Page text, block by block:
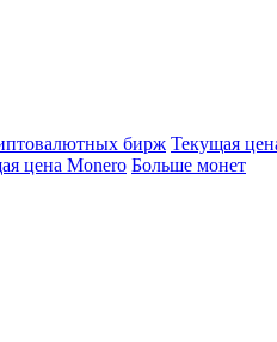
бирж Текущая
цена Monero Больше монет